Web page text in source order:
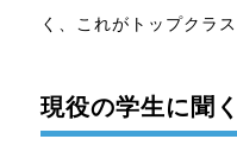
く、これがトップクラ
現役の学生に聞く